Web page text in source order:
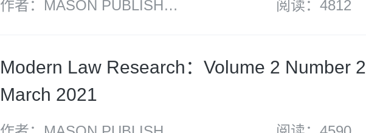
作者：MASON PUBLISH
阅读：4812
Modern Law Research：Volume 2 Number 2
March 2021